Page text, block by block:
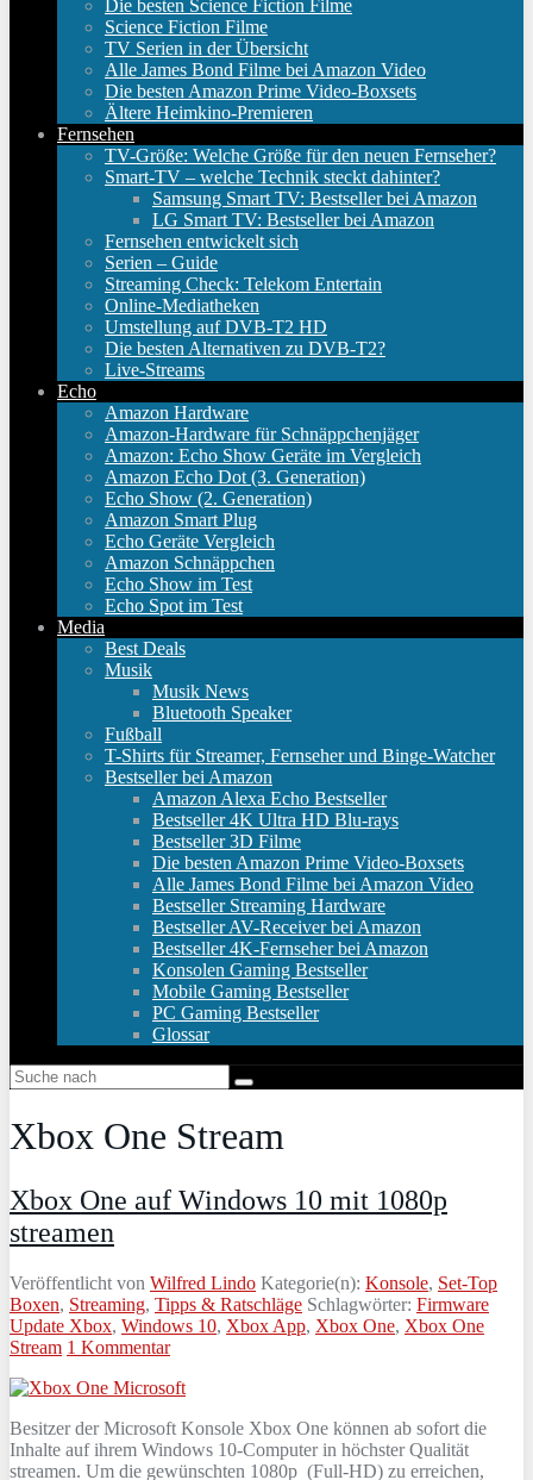
Die besten Science Fiction Filme
Science Fiction Filme
TV Serien in der Übersicht
Alle James Bond Filme bei Amazon Video
Die besten Amazon Prime Video-Boxsets
Ältere Heimkino-Premieren
Fernsehen
TV-Größe: Welche Größe für den neuen Fernseher?
Smart-TV – welche Technik steckt dahinter?
Samsung Smart TV: Bestseller bei Amazon
LG Smart TV: Bestseller bei Amazon
Fernsehen entwickelt sich
Serien – Guide
Streaming Check: Telekom Entertain
Online-Mediatheken
Umstellung auf DVB-T2 HD
Die besten Alternativen zu DVB-T2?
Live-Streams
Echo
Amazon Hardware
Amazon-Hardware für Schnäppchenjäger
Amazon: Echo Show Geräte im Vergleich
Amazon Echo Dot (3. Generation)
Echo Show (2. Generation)
Amazon Smart Plug
Echo Geräte Vergleich
Amazon Schnäppchen
Echo Show im Test
Echo Spot im Test
Media
Best Deals
Musik
Musik News
Bluetooth Speaker
Fußball
T-Shirts für Streamer, Fernseher und Binge-Watcher
Bestseller bei Amazon
Amazon Alexa Echo Bestseller
Bestseller 4K Ultra HD Blu-rays
Bestseller 3D Filme
Die besten Amazon Prime Video-Boxsets
Alle James Bond Filme bei Amazon Video
Bestseller Streaming Hardware
Bestseller AV-Receiver bei Amazon
Bestseller 4K-Fernseher bei Amazon
Konsolen Gaming Bestseller
Mobile Gaming Bestseller
PC Gaming Bestseller
Glossar
Xbox One Stream
Xbox One auf Windows 10 mit 1080p
streamen
Veröffentlicht von Wilfred Lindo Kategorie(n): Konsole, Set-Top
Boxen, Streaming, Tipps & Ratschläge Schlagwörter: Firmware
Update Xbox, Windows 10, Xbox App, Xbox One, Xbox One
Stream 1 Kommentar
Besitzer der Microsoft Konsole Xbox One können ab sofort die
Inhalte auf ihrem Windows 10-Computer in höchster Qualität
streamen. Um die gewünschten 1080p (Full-HD) zu erreichen,